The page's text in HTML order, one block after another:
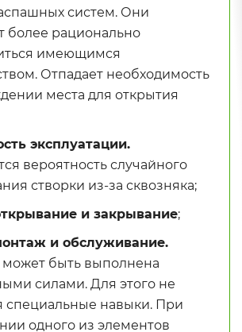
систем. Они
более рационально
имеющимся
Отпадает необходимость
места для открытия
эксплуатации.
вероятность случайного
створки из-за сквозняка;
и закрывание;
и обслуживание.
может быть выполнена
силами. Для этого не
специальные навыки. При
одного из элементов